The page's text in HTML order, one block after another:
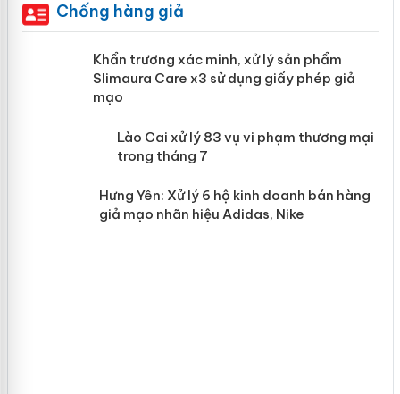
Chống hàng giả
Khẩn trương xác minh, xử lý sản phẩm
Slimaura Care x3 sử dụng giấy phép giả
mạo
Lào Cai xử lý 83 vụ vi phạm thương
mại trong tháng 7